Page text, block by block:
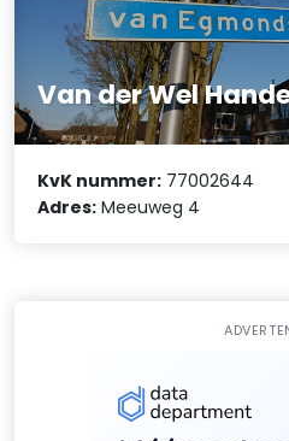
Van der Wel
KvK nummer: 77002644
Adres: Meeuweg 4